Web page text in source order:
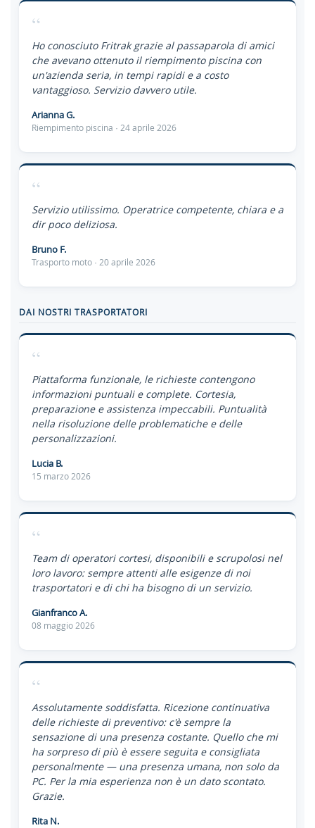
“
Ho conosciuto Fritrak grazie al passaparola di amici
che avevano ottenuto il riempimento piscina con
un'azienda seria, in tempi rapidi e a costo
vantaggioso. Servizio davvero utile.
Arianna G.
Riempimento piscina · 24 aprile 2026
“
Servizio utilissimo. Operatrice competente, chiara e a
dir poco deliziosa.
Bruno F.
Trasporto moto · 20 aprile 2026
DAI NOSTRI TRASPORTATORI
“
Piattaforma funzionale, le richieste contengono
informazioni puntuali e complete. Cortesia,
preparazione e assistenza impeccabili. Puntualità
nella risoluzione delle problematiche e delle
personalizzazioni.
Lucia B.
15 marzo 2026
“
Team di operatori cortesi, disponibili e scrupolosi nel
loro lavoro: sempre attenti alle esigenze di noi
trasportatori e di chi ha bisogno di un servizio.
Gianfranco A.
08 maggio 2026
“
Assolutamente soddisfatta. Ricezione continuativa
delle richieste di preventivo: c'è sempre la
sensazione di una presenza costante. Quello che mi
ha sorpreso di più è essere seguita e consigliata
personalmente — una presenza umana, non solo da
PC. Per la mia esperienza non è un dato scontato.
Grazie.
Rita N.